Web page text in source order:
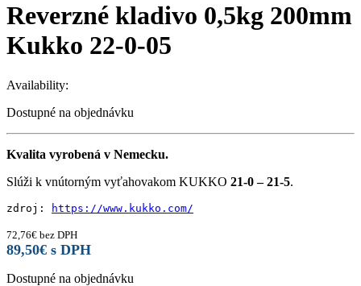
Reverzné kladivo 0,5kg 200mm
Kukko 22-0-05
Availability:
Dostupné na objednávku
Kvalita vyrobená v Nemecku.
Slúži k vnútorným vyťahovakom KUKKO 21-0 – 21-5.
zdroj: https://www.kukko.com/
72,76€ bez DPH
89,50€ s DPH
Dostupné na objednávku